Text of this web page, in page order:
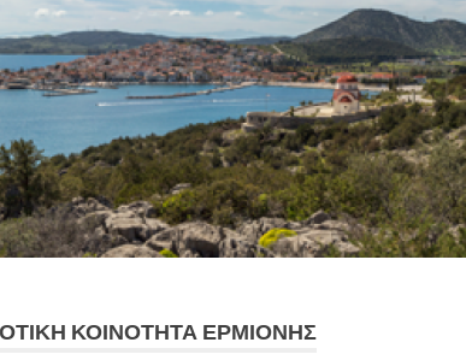
ΚΟΙΝΟΤΗΤΑ ΕΡΜΙΟΝΗΣ